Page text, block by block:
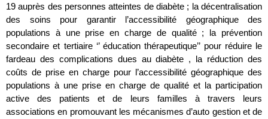
19 auprès des personnes atteintes de diabète ; la décentralisation
des soins pour garantir l’accessibilité géographique des
populations à une prise en charge de qualité ; la prévention
secondaire et tertiaire ‘’ éducation thérapeutique’’ pour réduire le
fardeau des complications dues au diabète , la réduction des
coûts de prise en charge pour l’accessibilité géographique des
populations à une prise en charge de qualité et la participation
active des patients et de leurs familles à travers leurs
associations en promouvant les mécanismes d’auto gestion et de